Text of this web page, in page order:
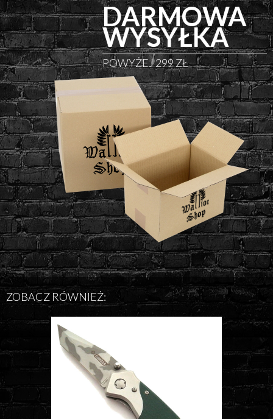
DARMOWA
WYSYŁKA
POWYŻEJ 299 ZŁ
ZOBACZ RÓWNIEŻ: